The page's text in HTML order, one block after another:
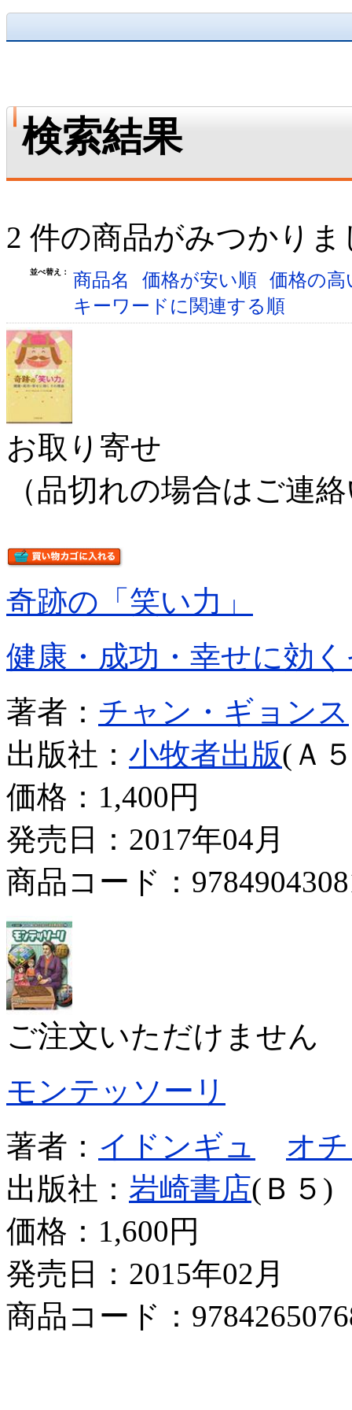
検索結果
2 件の商品がみつかりま
並べ替え： 商品名 価格が安い順 価格の
キーワードに関連する順
お取り寄せ
（品切れの場合はご連
奇跡の「笑い力」
健康・成功・幸せに効
著者： チャン・ギョンス
出版社： 小牧者出版(Ａ
価格： 1,400円
発売日：2017年04月
商品コード：
ご注文いただけません
モンテッソーリ
著者： イドンギュ
オ
出版社： 岩崎書店(Ｂ５)
価格： 1,600円
発売日：2015年02月
商品コード：